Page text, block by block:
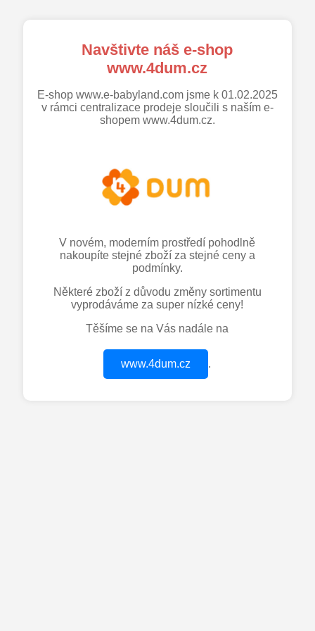
Navštivte náš e-shop
www.4dum.cz
E-shop www.e-babyland.com jsme k 01.02.2025
v rámci centralizace prodeje sloučili s naším e-
shopem www.4dum.cz.
V novém, moderním prostředí pohodlně
nakoupíte stejné zboží za stejné ceny a
podmínky.
Některé zboží z důvodu změny sortimentu
vyprodáváme za super nízké ceny!
Těšíme se na Vás nadále na
www.4dum.cz .